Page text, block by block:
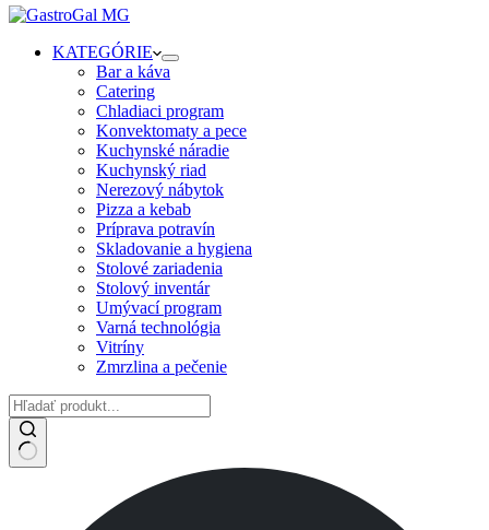
KATEGÓRIE
Bar a káva
Catering
Chladiaci program
Konvektomaty a pece
Kuchynské náradie
Kuchynský riad
Nerezový nábytok
Pizza a kebab
Príprava potravín
Skladovanie a hygiena
Stolové zariadenia
Stolový inventár
Umývací program
Varná technológia
Vitríny
Zmrzlina a pečenie